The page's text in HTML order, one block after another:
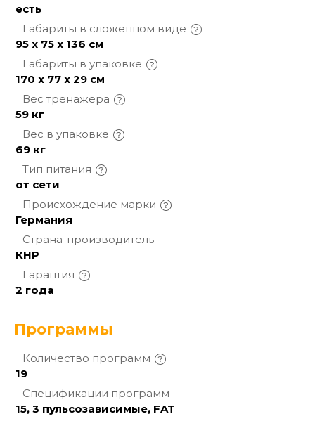
есть
Габариты в сложенном виде
95 х 75 х 136 см
Габариты в упаковке
170 х 77 х 29 см
Вес тренажера
59 кг
Вес в упаковке
69 кг
Тип питания
от сети
Происхождение марки
Германия
Страна-производитель
КНР
Гарантия
2 года
Программы
Количество программ
19
Спецификации программ
15, 3 пульсозависимые, FAT